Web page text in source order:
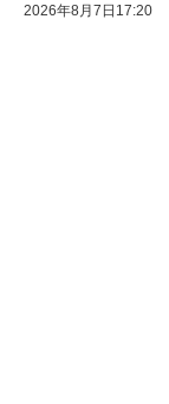
2026年8月7日17:20